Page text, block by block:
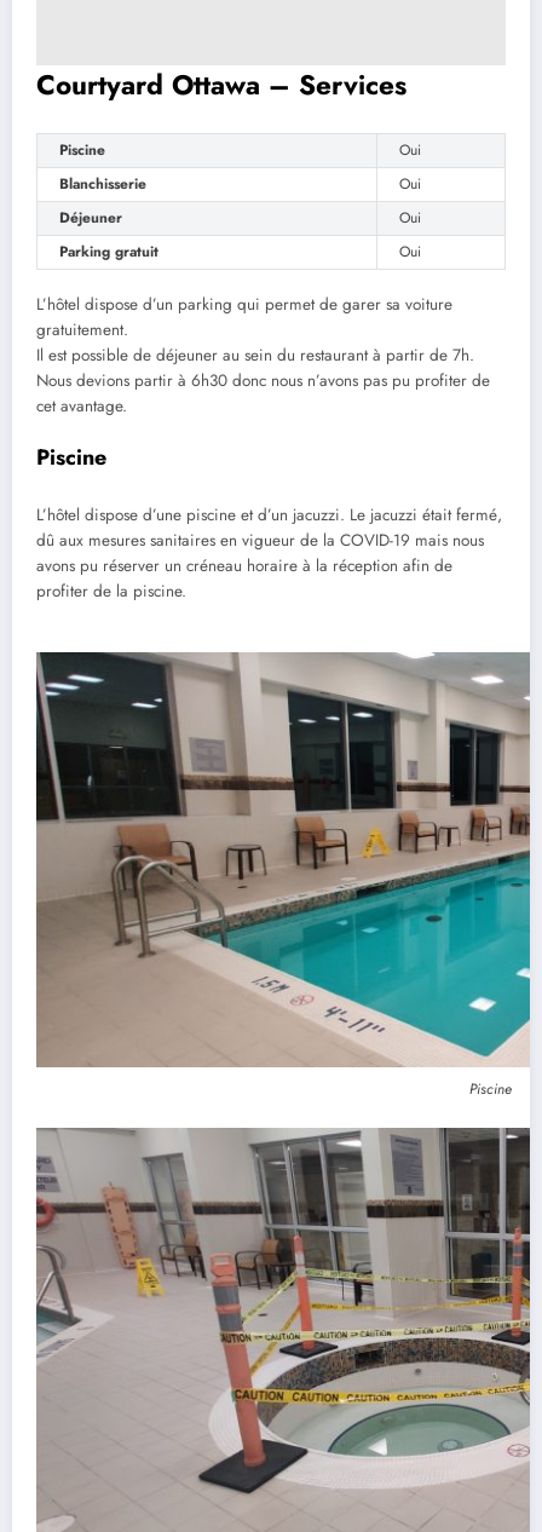
Courtyard Ottawa – Services
Piscine
Oui
Blanchisserie
Oui
Déjeuner
Oui
Parking gratuit
Oui
L’hôtel dispose d’un parking qui permet de garer sa voiture
gratuitement.
Il est possible de déjeuner au sein du restaurant à partir de 7h.
Nous devions partir à 6h30 donc nous n’avons pas pu profiter de
cet avantage.
Piscine
L’hôtel dispose d’une piscine et d’un jacuzzi. Le jacuzzi était fermé,
dû aux mesures sanitaires en vigueur de la COVID-19 mais nous
avons pu réserver un créneau horaire à la réception afin de
profiter de la piscine.
Piscine